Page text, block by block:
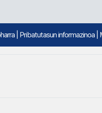
Pribatutasun informazinoa |